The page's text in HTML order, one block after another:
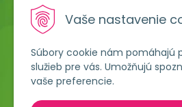
Vaše nastavenie
Súbory cookie nám pomáhajú
služieb pre vás. Umožňujú
vaše preferencie.
ODOBERAŤ
odvolať písomne, emailom alebo
ktoréhokoľvek informačného emailu.